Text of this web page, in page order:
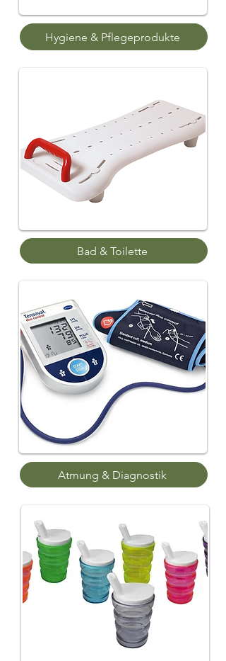
Hygiene & Pflegeprodukte
Bad & Toilette
Atmung & Diagnostik